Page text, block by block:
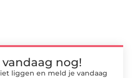
nog!
liggen en meld je vandaag